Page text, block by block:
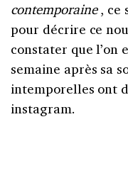
contemporaine, ce
pour décrire ce
constater que l’on
semaine après sa
intemporelles ont
instagram.